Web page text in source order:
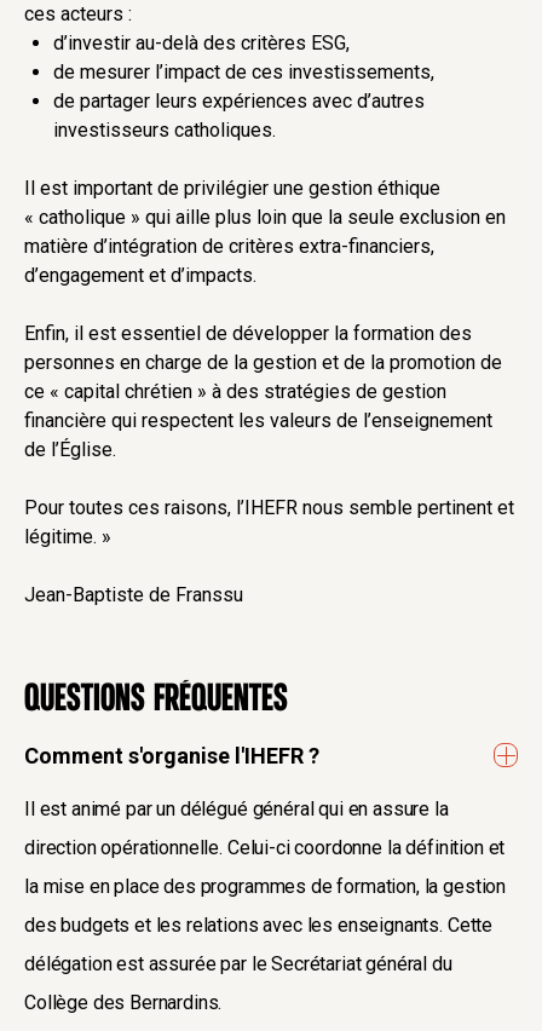
ces acteurs :
d’investir au-delà des critères ESG,
de mesurer l’impact de ces investissements,
de partager leurs expériences avec d’autres
investisseurs catholiques.
Il est important de privilégier une gestion éthique
« catholique » qui aille plus loin que la seule exclusion en
matière d’intégration de critères extra-financiers,
d’engagement et d’impacts.
Enfin, il est essentiel de développer la formation des
personnes en charge de la gestion et de la promotion de
ce « capital chrétien » à des stratégies de gestion
financière qui respectent les valeurs de l’enseignement
de l’Église.
Pour toutes ces raisons, l’IHEFR nous semble pertinent et
légitime. »
Jean-Baptiste de Franssu
Questions fréquentes
Comment s'organise l'IHEFR ?
Il est animé par un délégué général qui en assure la
direction opérationnelle. Celui-ci coordonne la définition et
la mise en place des programmes de formation, la gestion
des budgets et les relations avec les enseignants. Cette
délégation est assurée par le Secrétariat général du
Collège des Bernardins.